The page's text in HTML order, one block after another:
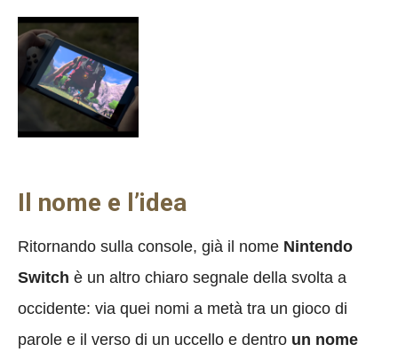
Il nome e l’idea
Ritornando sulla console, già il nome Nintendo
Switch è un altro chiaro segnale della svolta a
occidente: via quei nomi a metà tra un gioco di
parole e il verso di un uccello e dentro un nome